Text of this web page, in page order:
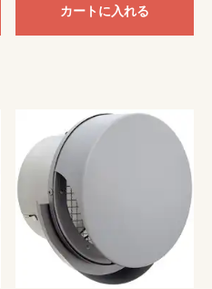
カートに入れる